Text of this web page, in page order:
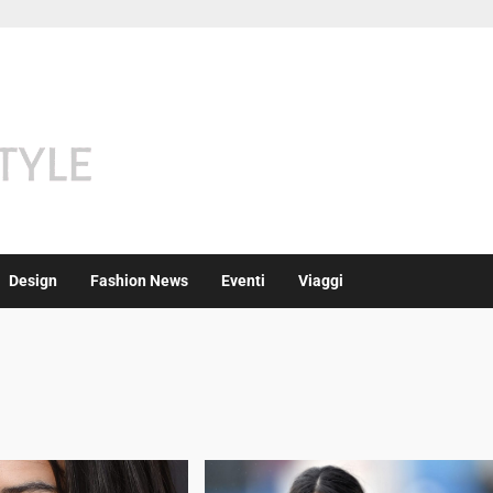
Design Fashion News Eventi Viaggi